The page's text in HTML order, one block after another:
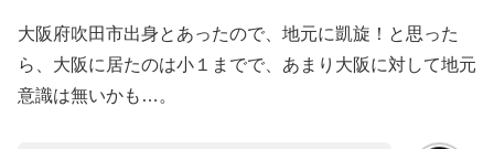
大阪府吹田市出身とあったので、地元に凱旋！と思った
ら、大阪に居たのは小１までで、あまり大阪に対して地元
意識は無いかも…。